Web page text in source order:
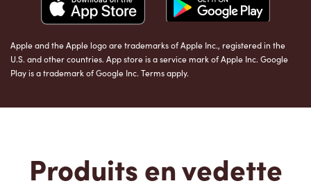
Apple and the Apple logo are trademarks of Apple Inc., registered in the
U.S. and other countries. App store is a service mark of Apple Inc. Google
Play is a trademark of Google Inc. Terms apply.
Produits en vedette